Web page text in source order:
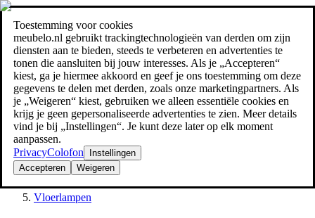
Toestemming voor cookies
meubelo.nl gebruikt trackingtechnologieën van derden om zijn
diensten aan te bieden, steeds te verbeteren en advertenties te
tonen die aansluiten bij jouw interesses. Als je „Accepteren“
kiest, ga je hiermee akkoord en geef je ons toestemming om deze
gegevens te delen met derden, zoals onze marketingpartners. Als
je „Weigeren“ kiest, gebruiken we alleen essentiële cookies en
krijg je geen gepersonaliseerde advertenties te zien. Meer details
vind je bij „Instellingen“. Je kunt deze later op elk moment
aanpassen.
PrivacyColofon
Instellingen
Accepteren
Weigeren
Zoeken
meubel jezelf de beste prijs!meubel jezelf de beste prijs!
Lampen
Vloerlampen